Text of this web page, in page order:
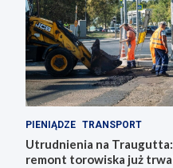
PIENIĄDZE TRANSPORT
Utrudnienia na
remont torowiska już